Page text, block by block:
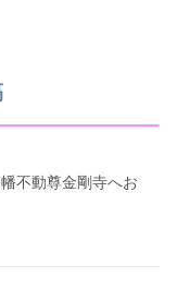
不動尊金剛寺へお